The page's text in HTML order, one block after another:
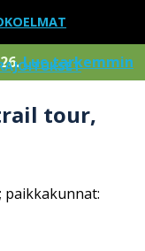
Lue tarkemmin
tour,
; paikkakunnat: